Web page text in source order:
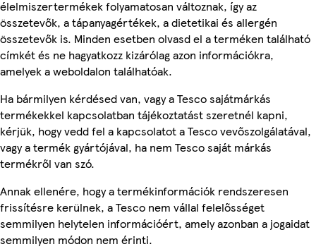
élelmiszertermékek folyamatosan változnak, így az
összetevők, a tápanyagértékek, a dietetikai és allergén
összetevők is. Minden esetben olvasd el a terméken található
címkét és ne hagyatkozz kizárólag azon információkra,
amelyek a weboldalon találhatóak.
Ha bármilyen kérdésed van, vagy a Tesco sajátmárkás
termékekkel kapcsolatban tájékoztatást szeretnél kapni,
kérjük, hogy vedd fel a kapcsolatot a Tesco vevőszolgálatával,
vagy a termék gyártójával, ha nem Tesco saját márkás
termékről van szó.
Annak ellenére, hogy a termékinformációk rendszeresen
frissítésre kerülnek, a Tesco nem vállal felelősséget
semmilyen helytelen információért, amely azonban a jogaidat
semmilyen módon nem érinti.